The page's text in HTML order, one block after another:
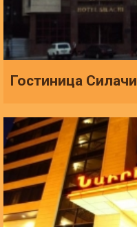
Гостиница Силачи